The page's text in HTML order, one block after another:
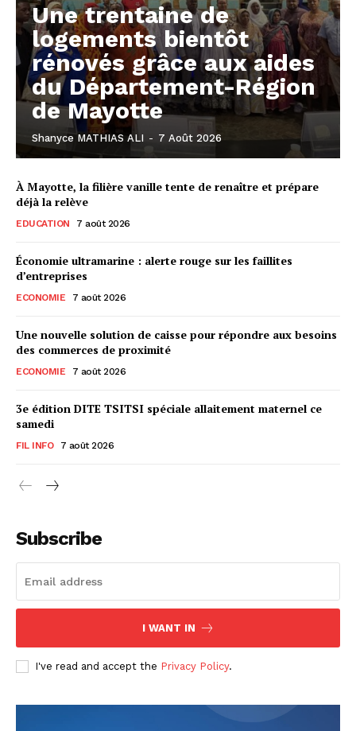
Une trentaine de
logements bientôt
rénovés grâce aux aides
du Département-Région
de Mayotte
Shanyce MATHIAS ALI - 7 Août 2026
À Mayotte, la filière vanille tente de renaître et prépare
déjà la relève
EDUCATION 7 août 2026
Économie ultramarine : alerte rouge sur les faillites
d’entreprises
ECONOMIE 7 août 2026
Une nouvelle solution de caisse pour répondre aux besoins
des commerces de proximité
ECONOMIE 7 août 2026
3e édition DITE TSITSI spéciale allaitement maternel ce
samedi
FIL INFO 7 août 2026
Subscribe
I WANT IN
I've read and accept the Privacy Policy.